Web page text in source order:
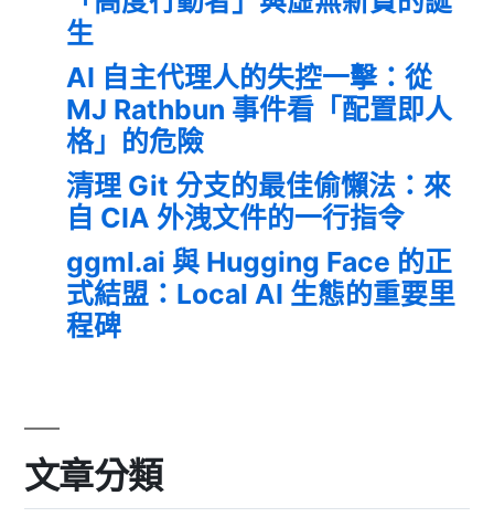
生
AI 自主代理人的失控一擊：從
MJ Rathbun 事件看「配置即人
格」的危險
清理 Git 分支的最佳偷懶法：來
自 CIA 外洩文件的一行指令
ggml.ai 與 Hugging Face 的正
式結盟：Local AI 生態的重要里
程碑
文章分類